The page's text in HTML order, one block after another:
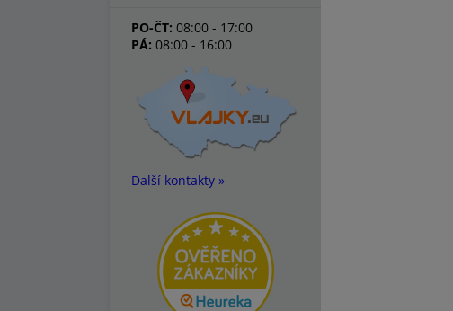
PO-ČT: 08:00 - 17:00
PÁ: 08:00 - 16:00
Další kontakty »